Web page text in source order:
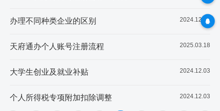
办理不同种类企业的区别 2024.12.03
天府通办个人账号注册流程 2025.03.18
大学生创业及就业补贴 2024.12.03
个人所得税专项附加扣除调整 2024.12.03